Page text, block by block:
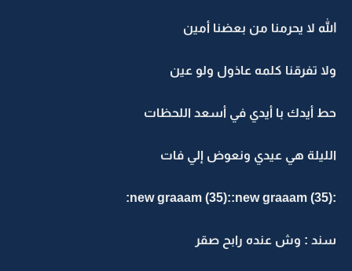
الله لا يحرمنا من بعضنا أمين
ولا تفرقنا كلمه عاذول ولو عين
حط أيدك با أيدي في أسعد اللحظات
الليلة هي عيدي ونعوض إلي فات
:new graaam (35)::new graaam (35):
سند : وش عنده رابح صقر